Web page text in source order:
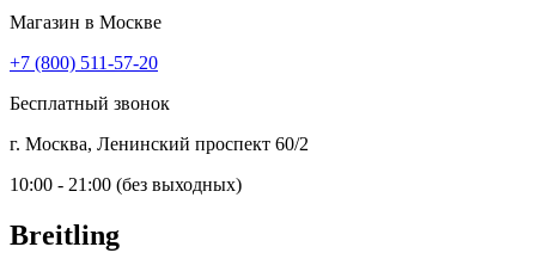
Магазин в Москве
+7 (800) 511-57-20
Бесплатный звонок
г. Москва, Ленинский проспект 60/2
10:00 - 21:00 (без выходных)
Breitling